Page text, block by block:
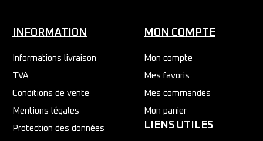
INFORMATION
Informations livraison
TVA
Conditions de vente
Mentions légales
Protection des données
MON COMPTE
Mon compte
Mes favoris
Mes commandes
Mon panier
LIENS UTILES